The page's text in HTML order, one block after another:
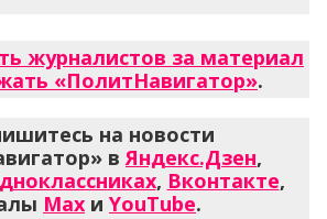
журналистов за материал
«ПолитНавигатор».
на новости
вЯндекс.Дзен,
, Вконтакте,
Max и YouTube.